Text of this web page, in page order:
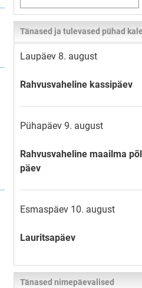
kogu
lehelt
Tänased ja tulevased pühad
Laupäev 8. august
Rahvusvaheline kassipäev
Pühapäev 9. august
Rahvusvaheline maailma
päev
Esmaspäev 10. august
Lauritsapäev
Tänased nimepäevalised